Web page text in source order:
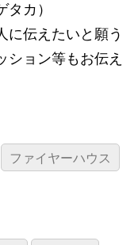
カ）
に伝えたいと願う
ション等もお伝え
ファイヤーハウス